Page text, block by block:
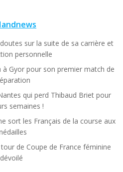
sur la suite de sa carrière et
personnelle
Gyor pour son premier match de
qui perd Thibaud Briet pour
semaines !
sort les Français de la course aux
de Coupe de France féminine
dévoilé